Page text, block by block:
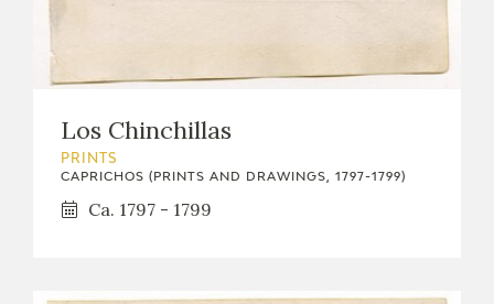
Los Chinchillas
PRINTS
CAPRICHOS (PRINTS AND DRAWINGS, 1797-1799)
Ca. 1797 - 1799